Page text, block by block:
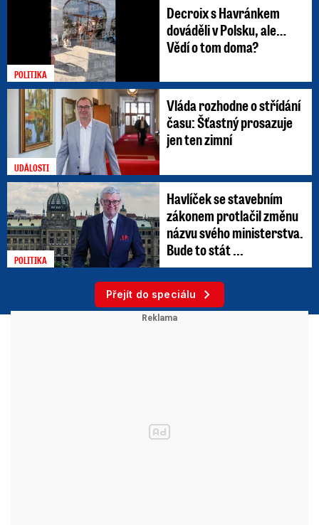
POLITIKA
Decroix s Havránkem
dováděli v Polsku, ale…
Vědí o tom doma?
UDÁLOSTI
Vláda rozhodne o střídání
času: Šťastný prosazuje
jen ten zimní
POLITIKA
Havlíček se stavebním
zákonem protlačil změnu
názvu svého ministerstva.
Bude to stát ...
Přejít do speciálu